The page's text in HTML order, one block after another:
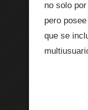
no solo
pero
que se